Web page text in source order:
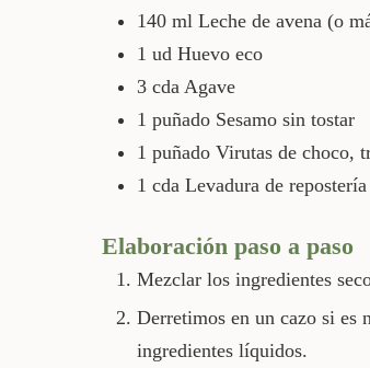
140 ml Leche de avena (o
1 ud Huevo eco
3 cda Agave
1 puñado Sesamo sin tostar
1 puñado Virutas de choco,
1 cda Levadura de
Elaboración paso a paso
Mezclar los ingredientes
Derretimos en un cazo si es
ingredientes líquidos.